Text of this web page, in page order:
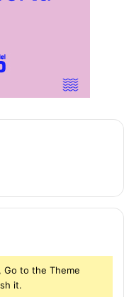
Go to the Theme
it.